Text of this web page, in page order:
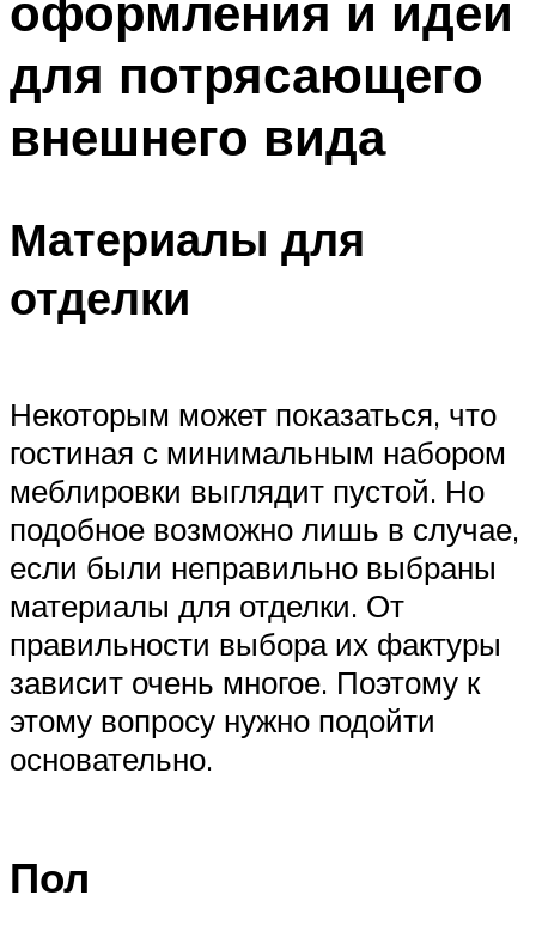
для потрясающего
внешнего вида
Материалы для
отделки
Некоторым может показаться, что
гостиная с минимальным набором
меблировки выглядит пустой. Но
подобное возможно лишь в случае,
если были неправильно выбраны
материалы для отделки. От
правильности выбора их фактуры
зависит очень многое. Поэтому к
этому вопросу нужно подойти
основательно.
Пол